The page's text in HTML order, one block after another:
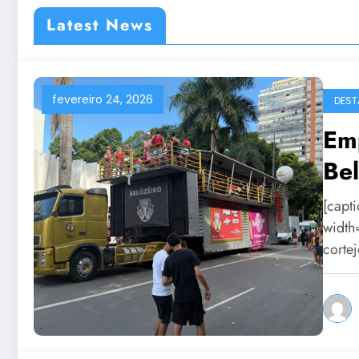
Latest News
fevereiro 24, 2026